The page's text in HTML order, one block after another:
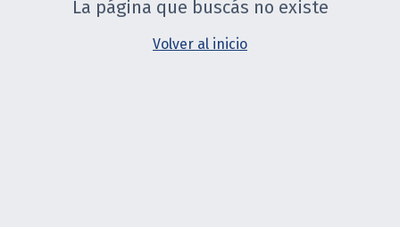
La página que buscás no existe
Volver al inicio